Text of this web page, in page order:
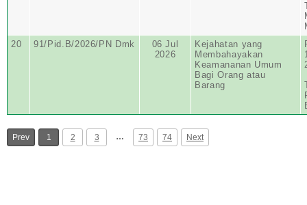
20
91/Pid.B/2026/PN Dmk
06 Jul
2026
Kejahatan yang
Membahayakan
Keamananan Umum
Bagi Orang atau
Barang
Prev 1 2 3 … 73 74 Next